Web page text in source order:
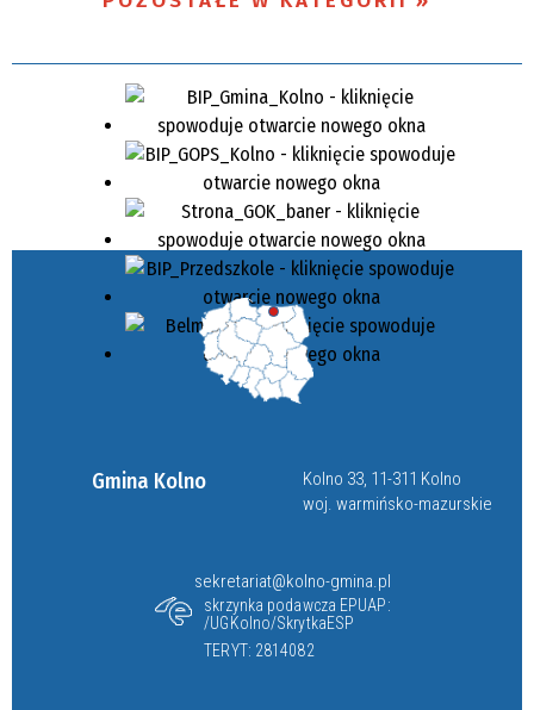
Gmina Kolno
Kolno 33, 11-311 Kolno
woj. warmińsko-mazurskie
sekretariat@kolno-gmina.pl
skrzynka podawcza EPUAP:
/UGKolno/SkrytkaESP
TERYT: 2814082